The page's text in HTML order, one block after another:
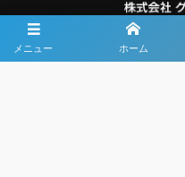
メニュー ホーム